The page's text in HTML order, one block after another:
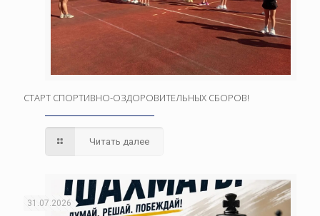
СТАРТ СПОРТИВНО-ОЗДОРОВИТЕЛЬНЫХ СБОРОВ!
Читать далее
31.07.2026